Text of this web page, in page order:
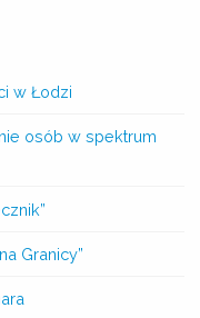
w Łodzi
osób w spektrum
Granicy”